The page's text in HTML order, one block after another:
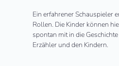
Ein erfahrener Schauspieler
Rollen. Die Kinder können
spontan mit in die
Erzähler und den Kindern.